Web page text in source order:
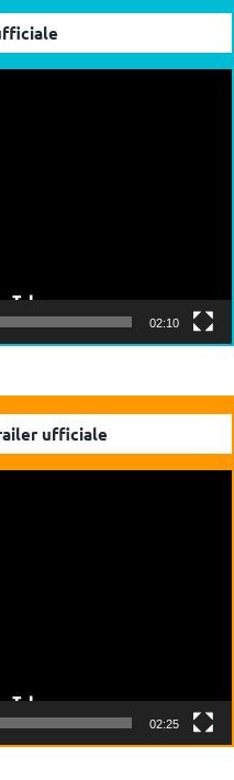
02:10
ufficiale
02:25